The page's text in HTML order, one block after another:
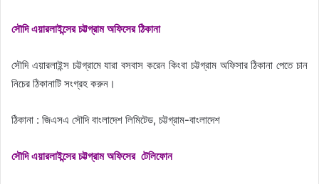
সৌদি এয়ারলাইন্সের চট্টগ্রাম অফিসের ঠিকানা
সৌদি এয়ারলাইন্স চট্টগ্রামে যারা বসবাস করেন কিংবা চট্টগ্রাম অফিসার ঠিকানা পেতে চান
নিচের ঠিকানাটি সংগ্রহ করুন।
ঠিকানা : জিএসএ সৌদি বাংলাদেশ লিমিটেড, চট্টগ্রাম-বাংলাদেশ
সৌদি এয়ারলাইন্সের চট্টগ্রাম অফিসের টেলিফোন